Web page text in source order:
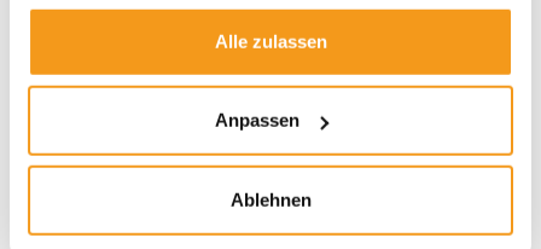
Alle zulassen
Anpassen
Ablehnen
Kategorien